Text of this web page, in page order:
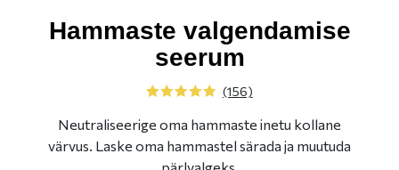
Hammaste valgendamise
seerum
(156)
Neutraliseerige oma hammaste inetu kollane
värvus. Laske oma hammastel särada ja muutuda